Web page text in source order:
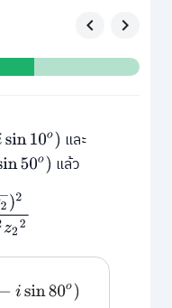
o)
และ
) แล้ว
)2(
−isin80o)